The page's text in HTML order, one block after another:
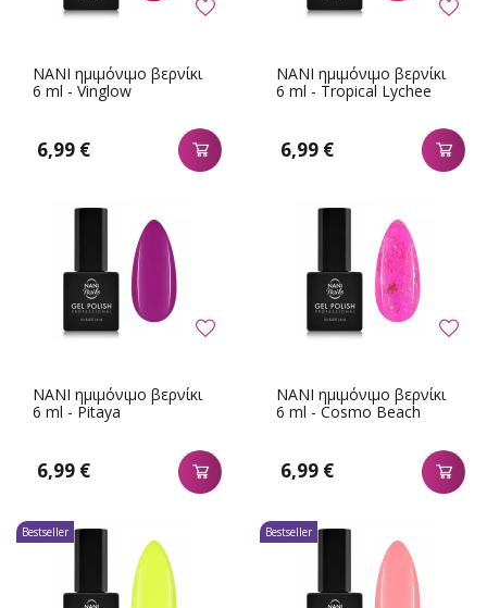
NANI ημιμόνιμο βερνίκι
6 ml - Vinglow
6,99 €
NANI ημιμόνιμο βερνίκι
6 ml - Tropical Lychee
6,99 €
NANI ημιμόνιμο βερνίκι
6 ml - Pitaya
6,99 €
NANI ημιμόνιμο βερνίκι
6 ml - Cosmo Beach
6,99 €
Bestseller Bestseller